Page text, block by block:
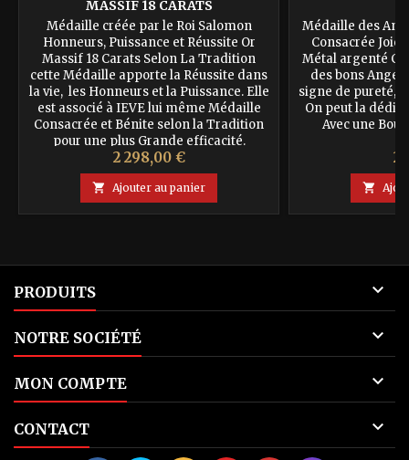
MASSIF 18 CARATS
Médaille créée par le Roi Salomon
Honneurs, Puissance et Réussite Or
Massif 18 Carats Selon La Tradition
cette Médaille apporte la Réussite dans
la vie, les Honneurs et la Puissance. Elle
est associé à IEVE lui même Médaille
Consacrée et Bénite selon la Tradition
pour une plus Grande efficacité.
Prix
2 298,00 €
 Ajouter au panier
Médaille des
Consacrée
Métal argenté
des bons
signe de pureté,
On peut la
Avec une

PRODUITS 
NOTRE SOCIÉTÉ 
MON COMPTE 
CONTACT 